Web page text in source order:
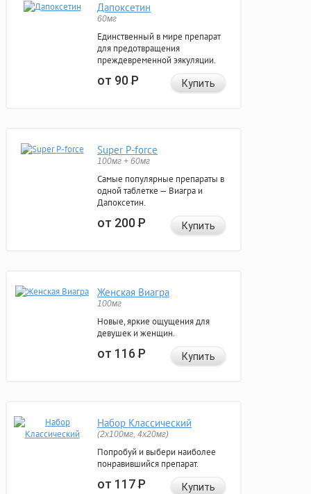
Дапоксетин
60мг
Единственный в мире препарат
для предотвращения
преждевременной эякуляции.
от 90Р Купить
Super P-force
100мг + 60мг
Самые популярные препараты в
одной таблетке — Виагра и
Дапоксетин.
от 200Р Купить
Женская Виагра
100мг
Новые, яркие ощущения для
девушек и женщин.
от 116Р Купить
Набор Классический
(2x100мг, 4x20мг)
Попробуй и выбери наиболее
понравившийся препарат.
от 117Р Купить